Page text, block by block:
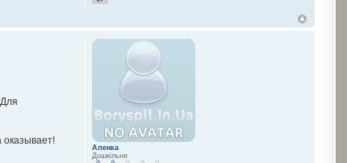
оказывает!
Аленка
Дошкільня